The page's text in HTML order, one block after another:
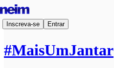
Inscreva-se Entrar
#MaisUmJantar